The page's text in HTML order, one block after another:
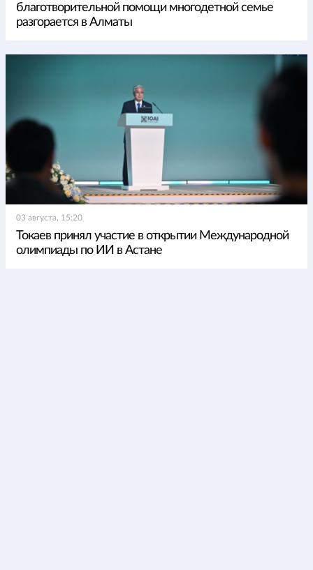
благотворительной помощи многодетной семье
разгорается в Алматы
03 августа, 15:20
Токаев принял участие в открытии Международной
олимпиады по ИИ в Астане